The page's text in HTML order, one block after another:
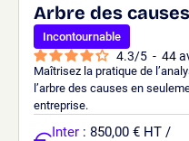
Arbre des
Incontournable
4.3/5 - 44
Maîtrisez la pratique de
l’arbre des causes en
entreprise.
Inter : 850,00 € HT /